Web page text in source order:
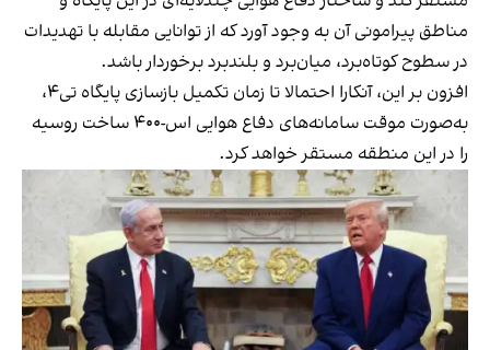
مناطق پیرامونی آن به وجود آورد که از توانایی مقابله با تهدیدات
در سطوح کوتاه‌برد، میان‌برد و بلندبرد برخوردار باشد.
افزون بر این، آنکارا احتمالا تا زمان تکمیل بازسازی پایگاه تی۴،
به‌صورت موقت سامانه‌های دفاع هوایی اس-۴۰۰ ساخت روسیه
را در این منطقه مستقر خواهد کرد.